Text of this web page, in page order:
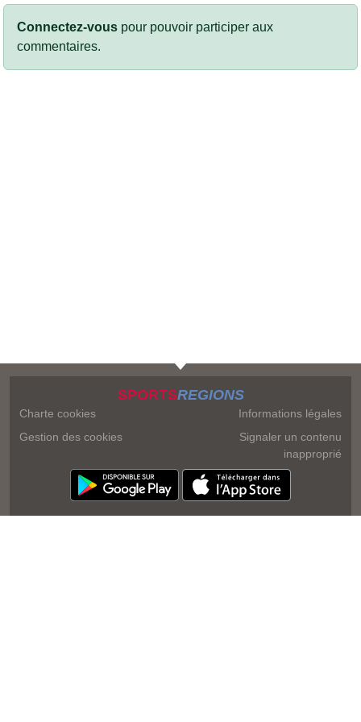
Connectez-vous pour pouvoir participer aux
commentaires.
SPORTSREGIONS
Charte cookies
Gestion des cookies
Informations légales
Signaler un contenu
inapproprié